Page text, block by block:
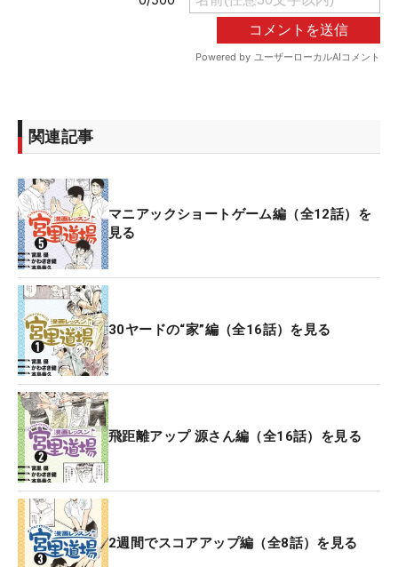
関連記事
マニアックショートゲーム編（全12話）を
見る
30ヤードの“家”編（全16話）を見る
飛距離アップ 源さん編（全16話）を見る
2週間でスコアアップ編（全8話）を見る